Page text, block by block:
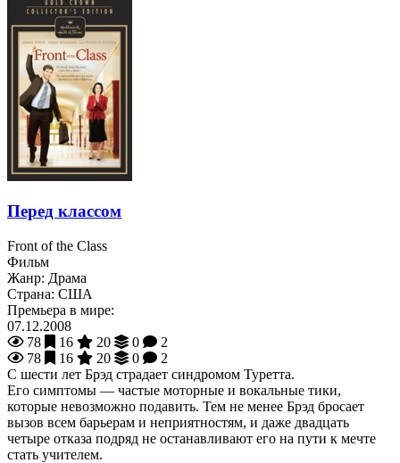
Перед классом
Front of the Class
Фильм
Жанр: Драма
Страна: США
Премьера в мире:
07.12.2008
78
16 20 0
2
78
16 20 0
2
С шести лет Брэд страдает синдромом Туретта.
Его симптомы — частые моторные и вокальные тики,
которые невозможно подавить. Тем не менее Брэд бросает
вызов всем барьерам и неприятностям, и даже двадцать
четыре отказа подряд не останавливают его на пути к мечте
стать учителем.